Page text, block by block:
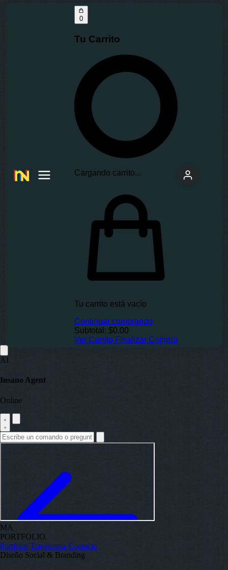
Insano
0
Tu Carrito
Cargando carrito...
Tu carrito está vacío
Continuar comprando
Subtotal: $0.00
Ver Carrito Finalizar Compra
AI
Insano Agent
Online
MA
PORTFOLIO.
Portfolio Trayectoria Contacto
Diseño Social & Branding